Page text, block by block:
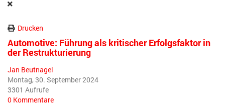
Drucken
Automotive: Führung als kritischer Erfolgsfaktor in
der Restrukturierung
Jan Beutnagel
Montag, 30. September 2024
3301 Aufrufe
0 Kommentare